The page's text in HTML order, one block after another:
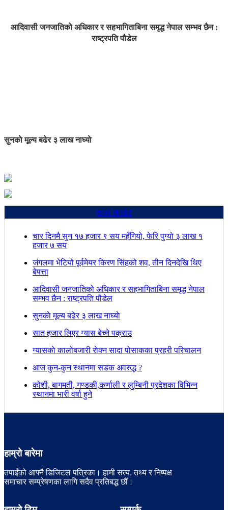
आदिवासी जनजातिको अधिकार र सहभागिताबिना समृद्ध नेपाल सम्भव छैन :
राष्ट्रपति पौडेल
सुनकाे मूल्य बढेर ३ लाख नाघ्याे
ताजा अपडेट
चार दिनमै सुन १७ हजार ९ सय महँगियो, फेरि पुग्यो ३ लाख १
हजार ७ सय
जंगलमा भेटियो पूर्वमेयर किरण सिंहको शव, तीन दिनदेखि थिए
बेपत्ता
आदिवासी जनजातिको अधिकार र सहभागिताबिना समृद्ध नेपाल
सम्भव छैन : राष्ट्रपति पौडेल
सुनकाे मूल्य बढेर ३ लाख नाघ्याे
सात हजार लिएर ग्यास बेच्ने पक्राउ
ग्यासकाे कालोबजारी राेक्न सादा पोसाकका प्रहरी परिचालन
आज कुन-कुन स्थानमा सडक अवरुद्ध ?
कोशी, बागमती, गण्डकी,कर्णाली र लुम्बिनी प्रदेशका विभिन्न
स्थानमा भारी वर्षा हुने
हाम्रो बारेमा
तपाईंको आफ्नै डिजिटल पत्रिका। हामी सत्य, तथ्य र निष्पक्ष
समाचार सम्प्रेषणका लागि सदैव प्रतिबद्ध छौं।